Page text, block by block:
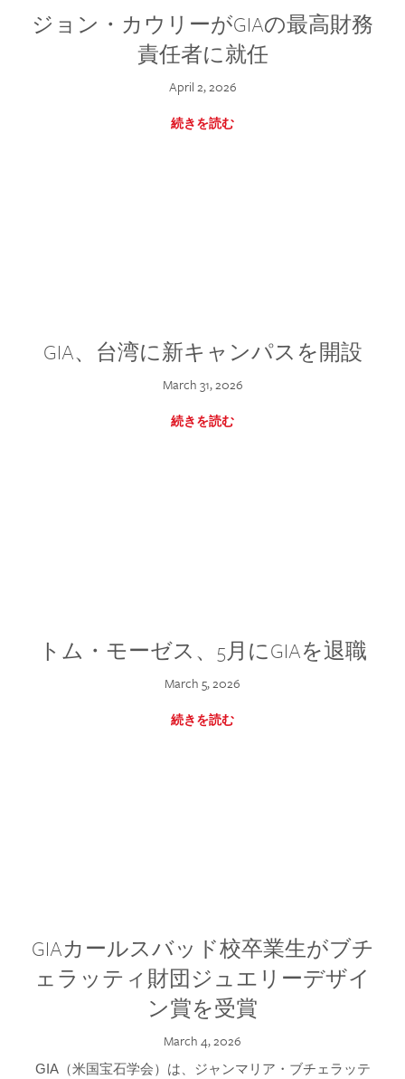
ジョン・カウリーがGIAの最高財務
責任者に就任
April 2, 2026
続きを読む
GIA、台湾に新キャンパスを開設
March 31, 2026
続きを読む
トム・モーゼス、5月にGIAを退職
March 5, 2026
続きを読む
GIAカールスバッド校卒業生がブチ
ェラッティ財団ジュエリーデザイ
ン賞を受賞
March 4, 2026
GIA（米国宝石学会）は、ジャンマリア・ブチェラッテ